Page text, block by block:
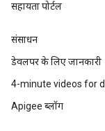
सहायता पोर्टल
संसाधन
डेवलपर के लिए जानकारी
4-minute videos for
Apigee ब्लॉग